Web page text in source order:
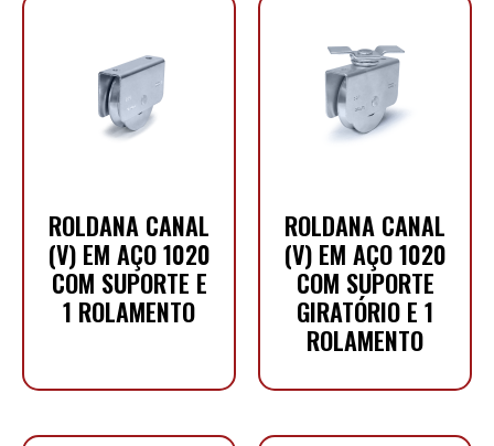
ROLDANA CANAL
(V) EM AÇO 1020
COM SUPORTE E
1 ROLAMENTO
ROLDANA CANAL
(V) EM AÇO 1020
COM SUPORTE
GIRATÓRIO E 1
ROLAMENTO